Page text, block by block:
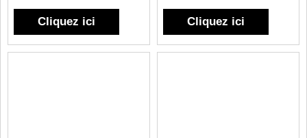
Cliquez ici Cliquez ici